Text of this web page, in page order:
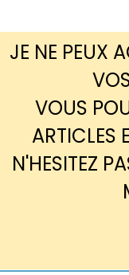
JE NE PEUX
VOUS
ARTICLES
N'HESITEZ